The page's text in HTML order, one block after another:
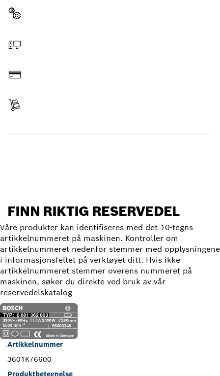
FINN RIKTIG RESERVEDEL
Våre produkter kan identifiseres med det 10-tegns
artikkelnummeret på maskinen. Kontroller om
artikkelnummeret nedenfor stemmer med opplysningene
i informasjonsfeltet på verktøyet ditt. Hvis ikke
artikkelnummeret stemmer overens nummeret på
maskinen, søker du direkte ved bruk av vår
reservedelskatalog
Artikkelnummer
3601K76600
Produktbetegnelse